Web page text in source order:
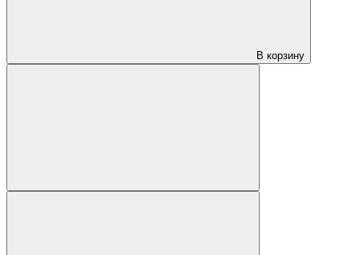
В корзину